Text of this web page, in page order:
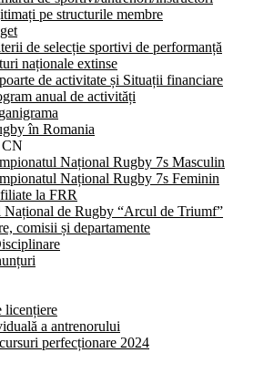
pe structurile membre
de selecție sportivi de performanță
naționale extinse
de activitate și Situații financiare
anual de activități
în Romania
CN
Național Rugby 7s Masculin
Național Rugby 7s Feminin
la FRR
Național de Rugby “Arcul de Triumf”
comisii și departamente
licențiere
a antrenorului
perfecționare 2024